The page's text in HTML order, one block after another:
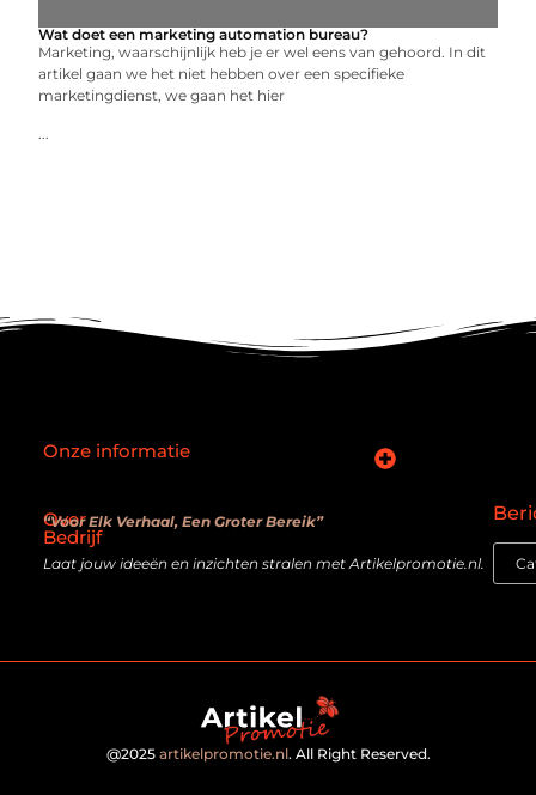
Wat doet een marketing automation bureau?
Marketing, waarschijnlijk heb je er wel eens van gehoord. In dit
artikel gaan we het niet hebben over een specifieke
marketingdienst, we gaan het hier
...
Over
Bedrijf
“Voor Elk Verhaal, Een Groter Bereik”
Laat jouw ideeën en inzichten stralen met Artikelpromotie.nl.
Onze informatie
@2025 artikelpromotie.nl. All Right Reserved.